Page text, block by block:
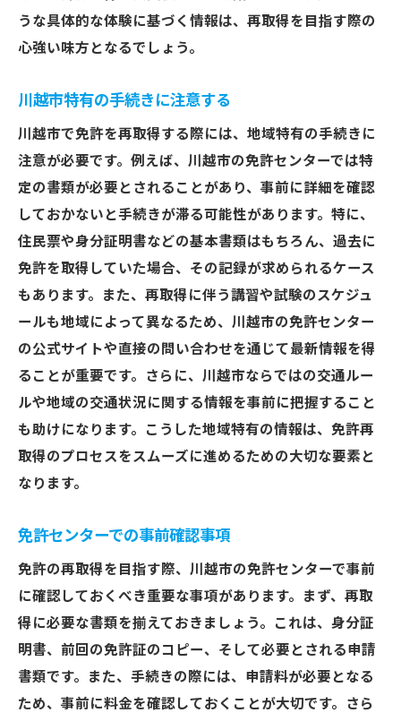
うな具体的な体験に基づく情報は、再取得を目指す際の
心強い味方となるでしょう。
川越市特有の手続きに注意する
川越市で免許を再取得する際には、地域特有の手続きに
注意が必要です。例えば、川越市の免許センターでは特
定の書類が必要とされることがあり、事前に詳細を確認
しておかないと手続きが滞る可能性があります。特に、
住民票や身分証明書などの基本書類はもちろん、過去に
免許を取得していた場合、その記録が求められるケース
もあります。また、再取得に伴う講習や試験のスケジュ
ールも地域によって異なるため、川越市の免許センター
の公式サイトや直接の問い合わせを通じて最新情報を得
ることが重要です。さらに、川越市ならではの交通ルー
ルや地域の交通状況に関する情報を事前に把握すること
も助けになります。こうした地域特有の情報は、免許再
取得のプロセスをスムーズに進めるための大切な要素と
なります。
免許センターでの事前確認事項
免許の再取得を目指す際、川越市の免許センターで事前
に確認しておくべき重要な事項があります。まず、再取
得に必要な書類を揃えておきましょう。これは、身分証
明書、前回の免許証のコピー、そして必要とされる申請
書類です。また、手続きの際には、申請料が必要となる
ため、事前に料金を確認しておくことが大切です。さら